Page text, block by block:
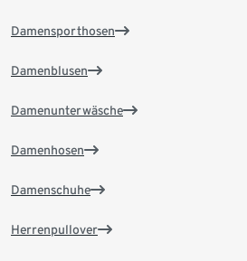
Damensporthosen
Damenblusen
Damenunterwäsche
Damenhosen
Damenschuhe
Herrenpullover